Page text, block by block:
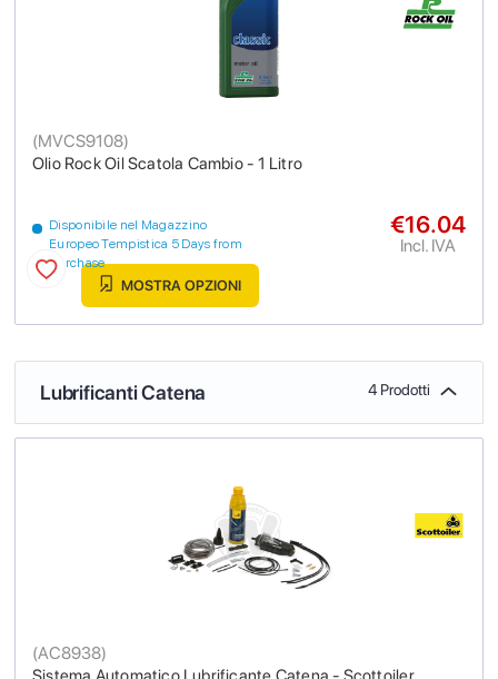
Olio Rock Oil Scatola Cambio - 1 Litro
(MVCS9108)
Disponibile nel Magazzino
Europeo Tempistica 5 Days from
purchase
€16.04
Incl. IVA
MOSTRA OPZIONI
Lubrificanti Catena 4 Prodotti
(AC8938)